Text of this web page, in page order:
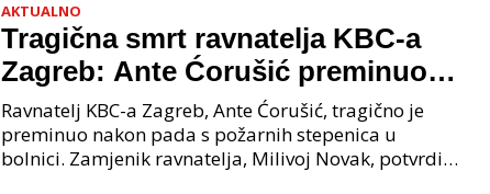
AKTUALNO
Tragična smrt ravnatelja KBC-a
Zagreb: Ante Ćorušić preminuo
nakon pada u bolnici, policija na
mjestu događaja
Ravnatelj KBC-a Zagreb, Ante Ćorušić, tragično je
preminuo nakon pada s požarnih stepenica u
bolnici. Zamjenik ravnatelja, Milivoj Novak, potvrdio